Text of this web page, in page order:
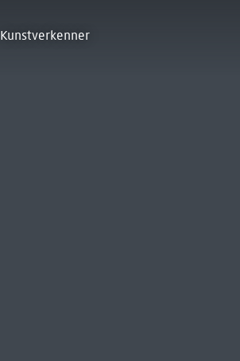
Kunstverkenner